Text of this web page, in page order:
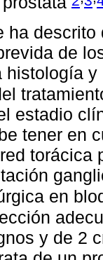
ha
de
histología
estadio
tener en
torácica
en
y de 2